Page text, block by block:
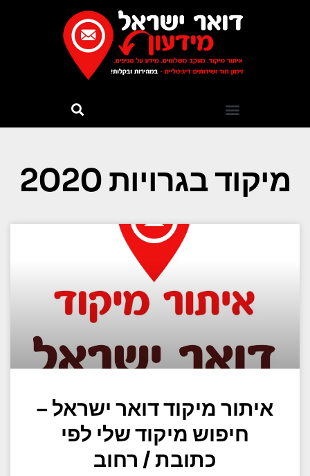
מיקוד בגרויות 2020
איתור מיקוד דואר ישראל –
חיפוש מיקוד שלי לפי
כתובת / רחוב